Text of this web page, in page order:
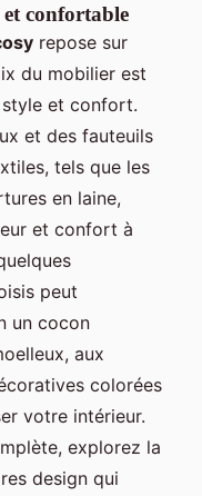
et confortable
repose sur
du mobilier est
et confort.
et des fauteuils
tels que les
en laine,
et confort à
peut
un cocon
aux
colorées
votre intérieur.
explorez la
design qui